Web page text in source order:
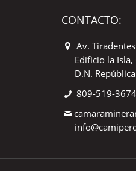
CONTACTO:
Av.
Edificio la
D.N.
809-519-3674